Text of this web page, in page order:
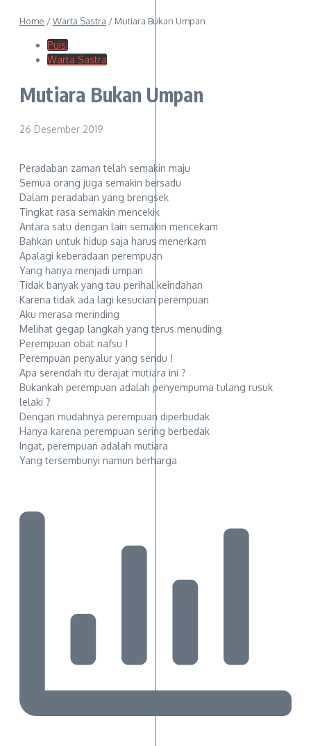
Home /Warta Sastra / Mutiara Bukan Umpan
Puisi
Warta Sastra
Mutiara Bukan Umpan
26 Desember 2019
Peradaban zaman telah semakin maju
Semua orang juga semakin bersadu
Dalam peradaban yang brengsek
Tingkat rasa semakin mencekik
Antara satu dengan lain semakin mencekam
Bahkan untuk hidup saja harus menerkam
Apalagi keberadaan perempuan
Yang hanya menjadi umpan
Tidak banyak yang tau perihal keindahan
Karena tidak ada lagi kesucian perempuan
Aku merasa merinding
Melihat gegap langkah yang terus menuding
Perempuan obat nafsu !
Perempuan penyalur yang sendu !
Apa serendah itu derajat mutiara ini ?
Bukankah perempuan adalah penyempurna tulang rusuk
lelaki ?
Dengan mudahnya perempuan diperbudak
Hanya karena perempuan sering berbedak
Ingat, perempuan adalah mutiara
Yang tersembunyi namun berharga